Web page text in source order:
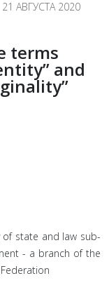
21 АВГУСТА 2020
terms
and
of state and law sub-
- a branch of the